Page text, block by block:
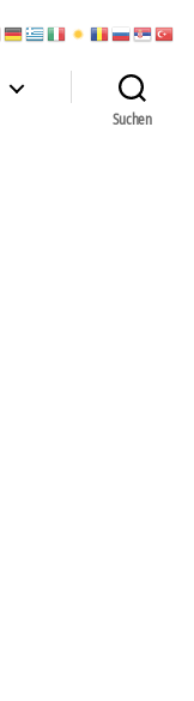
Suchen